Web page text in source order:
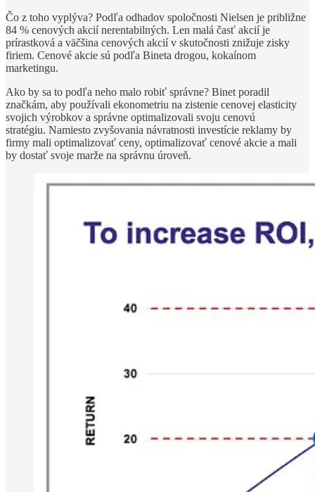
Čo z toho vyplýva? Podľa odhadov spoločnosti Nielsen je približne
84 % cenových akcií nerentabilných. Len malá časť akcií je
prírastková a väčšina cenových akcií v skutočnosti znižuje zisky
firiem. Cenové akcie sú podľa Bineta drogou, kokaínom
marketingu.
Ako by sa to podľa neho malo robiť správne? Binet poradil
značkám, aby používali ekonometriu na zistenie cenovej elasticity
svojich výrobkov a správne optimalizovali svoju cenovú
stratégiu. Namiesto zvyšovania návratnosti investície reklamy by
firmy mali optimalizovať ceny, optimalizovať cenové akcie a mali
by dostať svoje marže na správnu úroveň.